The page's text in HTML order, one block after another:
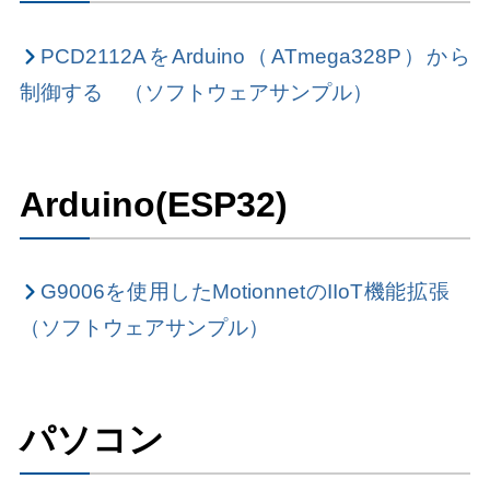
PCD2112AをArduino（ATmega328P）から
制御する （ソフトウェアサンプル）
Arduino(ESP32)
G9006を使用したMotionnetのIIoT機能拡張
（ソフトウェアサンプル）
パソコン